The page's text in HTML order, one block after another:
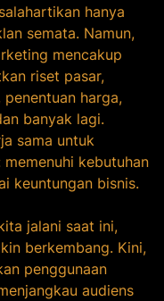
hanya
semata. Namun,
mencakup
riset pasar,
harga,
banyak lagi.
sama untuk
kebutuhan
keuntungan bisnis.
jalani saat ini,
berkembang. Kini,
penggunaan
audiens